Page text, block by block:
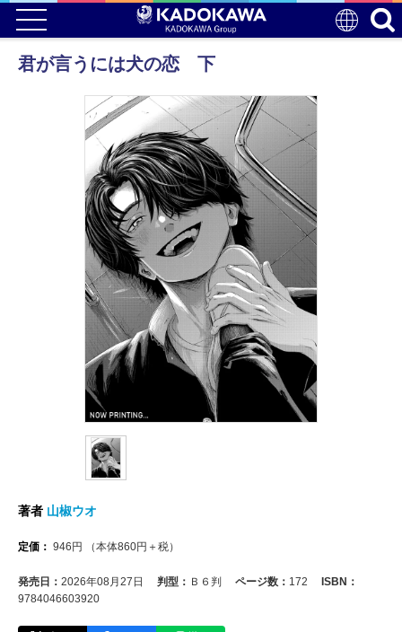
君が言うには犬の恋 下
著者 山椒ウオ
定価： 946 円 （本体860円＋税）
発売日： 2026年08月27日 判型： Ｂ６判 ページ数： 172
ISBN：
9784046603920